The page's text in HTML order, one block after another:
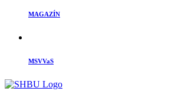
MAGAZÍN
MSVVaS